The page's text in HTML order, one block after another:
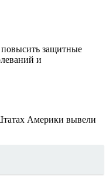
защитные
и
Америки вывели